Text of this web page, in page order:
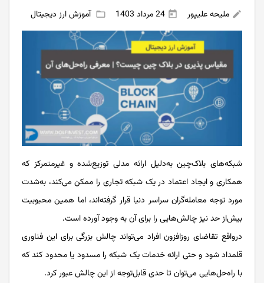
edit ملیحه علیپور today
folder_open آموزش ارز دیجیتال
شبکه‌های بلاک‌چین به‌دلیل ارائه مدلی توزیع‌شده و غیرمتمرکز که
همکاری و ایجاد اعتماد در یک شبکه تجاری را ممکن می‌کند، به‌شدت
مورد توجه معامله‌گران سراسر دنیا قرار گرفته‌اند، اما همین محبوبیت
بیش‌از حد نیز چالش‌هایی را برای آن به وجود آورده است.
درواقع تقاضای روزافزون افراد می‌تواند چالش بزرگی برای این فناوری
قلمداد شود و حتی ارائه خدمات یک شبکه را مسدود یا محدود کند که
با راه‌حل‌هایی می‌توان تا حدی قابل‌توجه از این چالش عبور کرد.